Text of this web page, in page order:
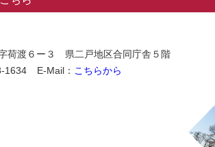
荷渡６ー３ 県二戸地区合同庁舎５階
1634 E-Mail： こちらから